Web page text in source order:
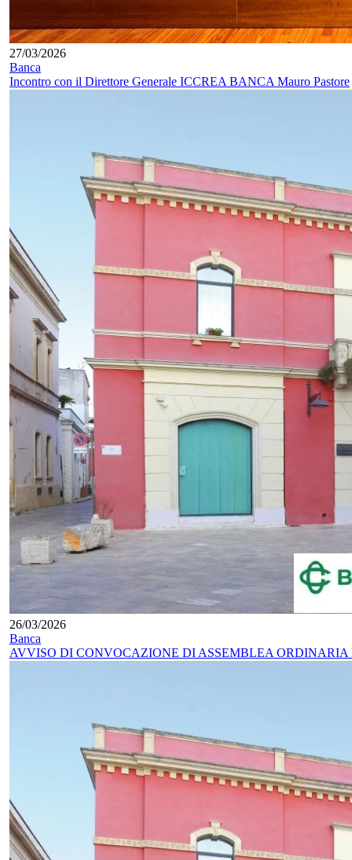
27/03/2026
Banca
Incontro con il Direttore Generale ICCREA BANCA Mauro Pastore
26/03/2026
Banca
AVVISO DI CONVOCAZIONE DI ASSEMBLEA ORDINARIA